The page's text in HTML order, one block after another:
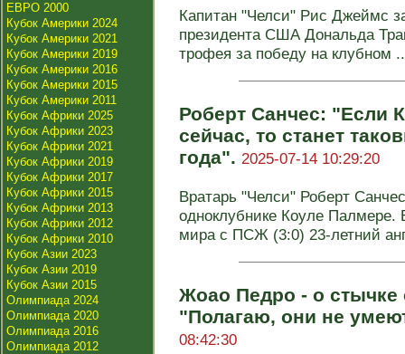
ЕВРО 2000
Кубок Америки 2024
Кубок Америки 2021
Кубок Америки 2019
Кубок Америки 2016
Кубок Америки 2015
Кубок Америки 2011
Кубок Африки 2025
Кубок Африки 2023
Кубок Африки 2021
Кубок Африки 2019
Кубок Африки 2017
Кубок Африки 2015
Кубок Африки 2013
Кубок Африки 2012
Кубок Африки 2010
Кубок Азии 2023
Кубок Азии 2019
Кубок Азии 2015
Олимпиада 2024
Олимпиада 2020
Олимпиада 2016
Олимпиада 2012
Капитан "Челси" Рис Джеймс
президента США Дональда
трофея за победу на клубном
Роберт Санчес: "Если
сейчас, то станет
года". 2025-07-14 10:29:20
Вратарь "Челси" Роберт
одноклубнике Коуле Палмере.
мира с ПСЖ (3:0) 23-летний
Жоао Педро - о
"Полагаю, они не
08:42:30